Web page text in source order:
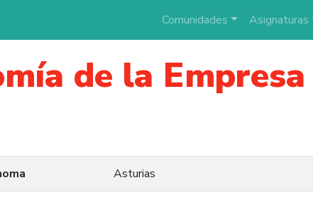
Comunidades Asignaturas
de la Empresa
Asturias